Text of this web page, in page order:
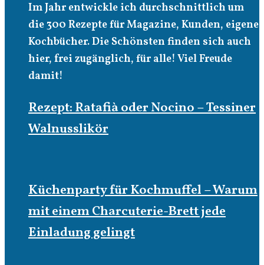
Im Jahr entwickle ich durchschnittlich um
die 300 Rezepte für Magazine, Kunden, eigene
Kochbücher. Die Schönsten finden sich auch
hier, frei zugänglich, für alle! Viel Freude
damit!
Rezept: Ratafià oder Nocino – Tessiner
Walnusslikör
Küchenparty für Kochmuffel – Warum
mit einem Charcuterie-Brett jede
Einladung gelingt